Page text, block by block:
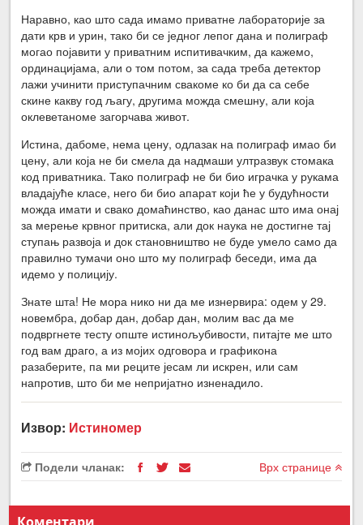
Наравно, као што сада имамо приватне лабораторије за
дати крв и урин, тако би се једног лепог дана и полиграф
могао појавити у приватним испитивачким, да кажемо,
ординацијама, али о том потом, за сада треба детектор
лажи учинити приступачним свакоме ко би да са себе
скине какву год љагу, другима можда смешну, али која
оклеветаноме загорчава живот.
Истина, дабоме, нема цену, одлазак на полиграф имао би
цену, али која не би смела да надмаши ултразвук стомака
код приватника. Тако полиграф не би био играчка у рукама
владајуће класе, него би био апарат који ће у будућности
можда имати и свако домаћинство, као данас што има онај
за мерење крвног притиска, али док наука не достигне тај
ступањ развоја и док становништво не буде умело само да
правилно тумачи оно што му полиграф беседи, има да
идемо у полицију.
Знате шта! Не мора нико ни да ме изнервира: одем у 29.
новембра, добар дан, добар дан, молим вас да ме
подвргнете тесту опште истинољубивости, питајте ме што
год вам драго, а из мојих одговора и графикона
разаберите, па ми реците јесам ли искрен, или сам
напротив, што би ме непријатно изненадило.
Извор: Истиномер
Подели чланак: Врх странице